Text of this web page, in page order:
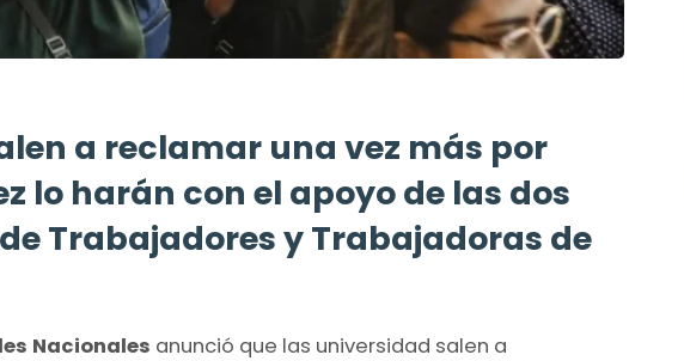
a reclamar una vez más por
lo harán con el apoyo de las dos
Trabajadores y Trabajadoras de
Nacionales anunció que las universidad salen a